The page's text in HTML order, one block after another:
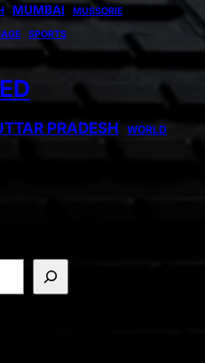
MUMBAI MUSSORIE
SPORTS
PRADESH WORLD